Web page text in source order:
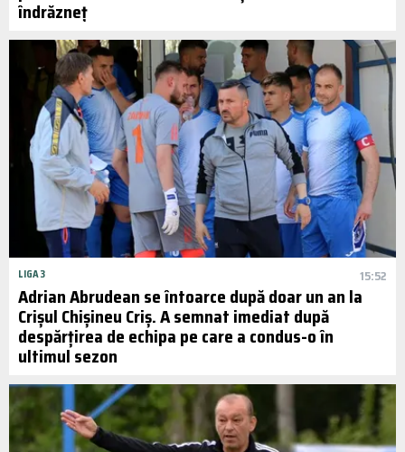
îndrăzneț
LIGA 3 15:52
Adrian Abrudean se întoarce după doar un an la
Crișul Chișineu Criș. A semnat imediat după
despărțirea de echipa pe care a condus-o în
ultimul sezon